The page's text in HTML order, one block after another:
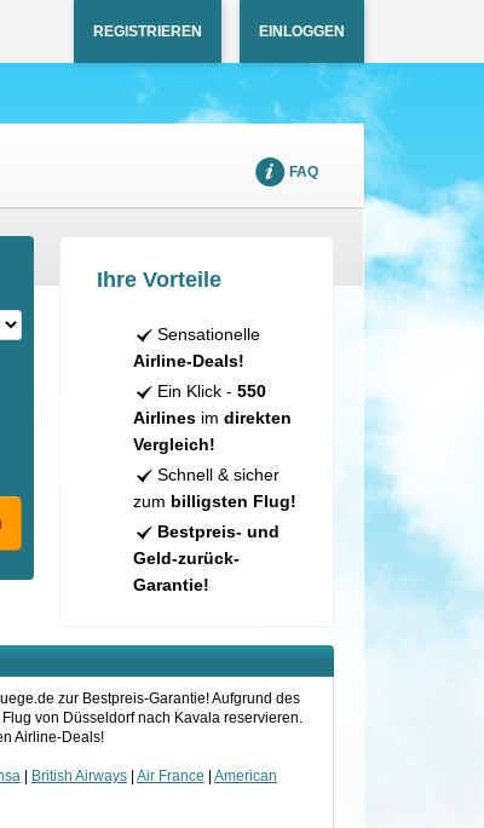
REGISTRIEREN EINLOGGEN
FAQ
Ihre Vorteile
Sensationelle
Airline-Deals!
Ein Klick - 550
Airlinesim direkten
Vergleich!
Schnell & sicher
zum billigsten Flug!
Bestpreis- und
Geld-zurück-
Garantie!
zur Bestpreis-Garantie! Aufgrund des
von Düsseldorf nach Kavala reservieren.
Airline-Deals!
| British Airways| Air France
American